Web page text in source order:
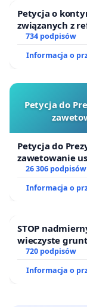
Petycja o
związanych z
734 podpisów
Informacja o
Petycja do
Petycja do
zawetowanie
26 306 podpisów
Informacja o
STOP
wieczyste
ogrody
720 podpisów
Informacja o